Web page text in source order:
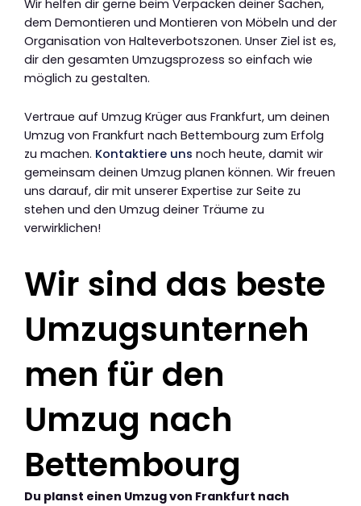
Wir helfen dir gerne beim Verpacken deiner Sachen,
dem Demontieren und Montieren von Möbeln und der
Organisation von Halteverbotszonen. Unser Ziel ist es,
dir den gesamten Umzugsprozess so einfach wie
möglich zu gestalten.
Vertraue auf Umzug Krüger aus Frankfurt, um deinen
Umzug von Frankfurt nach Bettembourg zum Erfolg
zu machen. Kontaktiere uns noch heute, damit wir
gemeinsam deinen Umzug planen können. Wir freuen
uns darauf, dir mit unserer Expertise zur Seite zu
stehen und den Umzug deiner Träume zu
verwirklichen!
Wir sind das beste
Umzugsunterneh
men für den
Umzug nach
Bettembourg
Du planst einen Umzug von Frankfurt nach